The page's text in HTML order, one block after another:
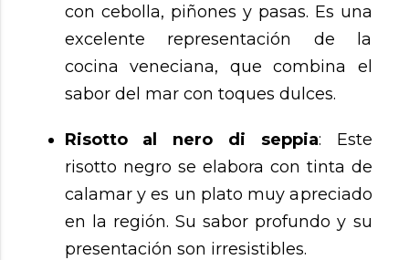
con cebolla, piñones y pasas. Es una
excelente representación de la
cocina veneciana, que combina el
sabor del mar con toques dulces.
Risotto al nero di seppia: Este
risotto negro se elabora con tinta de
calamar y es un plato muy apreciado
en la región. Su sabor profundo y su
presentación son irresistibles.